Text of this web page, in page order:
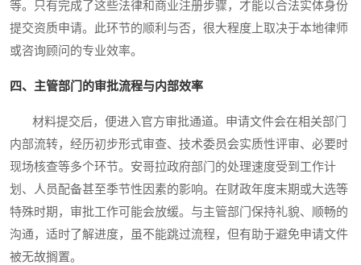
等。只有完成了这些法律和商业注册步骤，才能以合法实体身份
提交资质申请。此环节的顺利与否，很大程度上取决于本地律师
或咨询顾问的专业效率。
四、主管部门的审批流程与内部效率
材料提交后，便进入官方审批通道。申请文件会在相关部门
内部流转，经历初步形式审查、技术委员会实质性评审、必要时
现场核查等多个环节。安哥拉政府部门的处理速度受到工作计
划、人员配备甚至季节性因素的影响。在财政年度末期或大选等
特殊时期，审批工作可能会放缓。与主管部门保持礼貌、顺畅的
沟通，适时了解进度，虽不能跳过流程，但有助于避免申请文件
被无故搁置。